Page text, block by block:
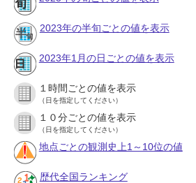
2023年の半旬ごとの値を表示
2023年1月の日ごとの値を表示
１時間ごとの値を表示
（日を指定してください）
１０分ごとの値を表示
（日を指定してください）
地点ごとの観測史上1～10位の値
歴代全国ランキング